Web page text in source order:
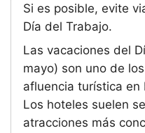
Si es posible, evite
Día del Trabajo.
Las vacaciones del
mayo) son uno de
afluencia turística en
Los hoteles suelen
atracciones más